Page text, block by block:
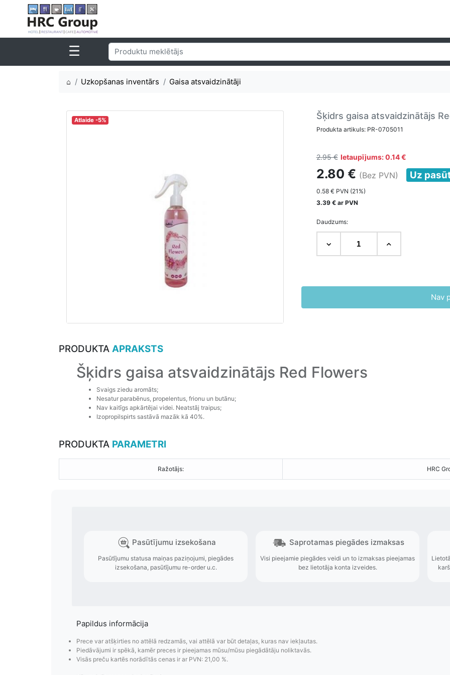
⌂ Uzkopšanas inventārs Gaisa atsvaidzinātāji
Atlaide -5% Šķidrs gaisa atsvaidzinātājs
Produkta artikuls: PR-0705011
2.95 € Ietaupījums: 0.14 €
2.80 € (Bez PVN) Uz
0.58 € PVN (21%)
3.39 € ar PVN
Daudzums:
Nav
PRODUKTA APRAKSTS
Šķidrs gaisa atsvaidzinātājs Red Flowers
Svaigs ziedu aromāts;
Nesatur parabēnus, propelentus, frionu un butānu;
Nav kaitīgs apkārtējai videi. Neatstāj traipus;
Izopropilspirts sastāvā mazāk kā 40%.
PRODUKTA PARAMETRI
Ražotājs: HRC
Papildus informācija
Prece var atšķirties no attēlā redzamās, vai attēlā var būt detaļas, kuras nav iekļautas.
Piedāvājumi ir spēkā, kamēr preces ir pieejamas mūsu/mūsu piegādātāju noliktavās.
Visās preču kartēs norādītās cenas ir ar PVN: 21,00 %.